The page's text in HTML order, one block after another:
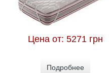
Цена от:5271 грн
Подробнее